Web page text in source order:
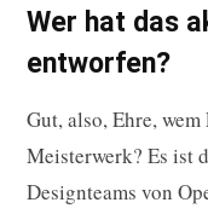
Wer hat das
entworfen?
Gut, also, Ehre,
Meisterwerk? Es ist
Designteams von